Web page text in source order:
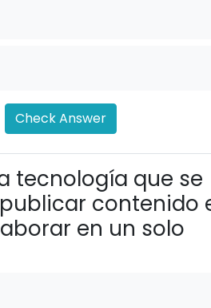
Check Answer
tecnología que se
contenido
en un solo